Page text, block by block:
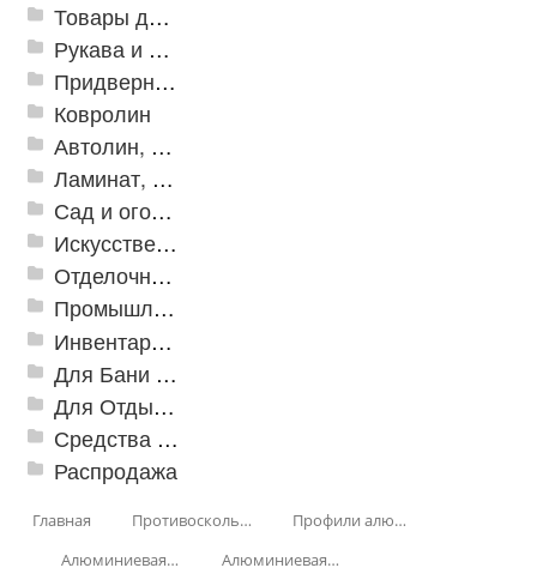
Товары для дома
Рукава и шланги промышленные
Придверные решетки
Ковролин
Автолин, Транслин, Линолеум
Ламинат, Кварцвиниловая плитка SPC
Сад и огород
Искусственная трава
Отделочные профили
Промышленный текстиль
Инвентарь для клининга
Для Бани и Сауны
Для Отдыха и Пикника
Средства от насекомых и садовых вредителей
Распродажа
Главная Противоскользящая защита для лестниц, профили, ленты
Профили алюминиевые с резиновой вставкой
Алюминиевая полоса с резиновыми вставками
Алюминиевая Полоса с резиновой вставкой АП-40